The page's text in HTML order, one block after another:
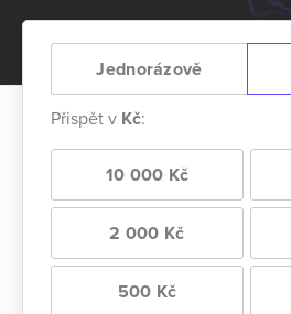
Jednorázově
Přispět v Kč:
10 000 Kč
2 000 Kč
500 Kč